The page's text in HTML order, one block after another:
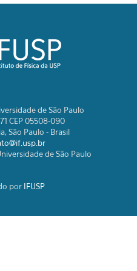
de São Paulo
CEP 05508-090
São Paulo - Brasil
de São Paulo
por IFUSP